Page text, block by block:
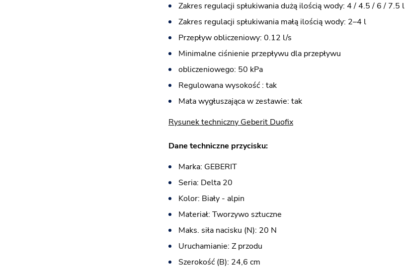
Zakres regulacji spłukiwania dużą ilością wody: 4 / 4.5 / 6 / 7.5 l
Zakres regulacji spłukiwania małą ilością wody: 2–4 l
Przepływ obliczeniowy: 0.12 l/s
Minimalne ciśnienie przepływu dla przepływu
obliczeniowego: 50 kPa
Regulowana wysokość : tak
Mata wygłuszająca w zestawie: tak
Rysunek techniczny Geberit Duofix
Dane techniczne przycisku:
Marka: GEBERIT
Seria: Delta 20
Kolor: Biały - alpin
Materiał: Tworzywo sztuczne
Maks. siła nacisku (N): 20 N
Uruchamianie: Z przodu
Szerokość (B): 24,6 cm